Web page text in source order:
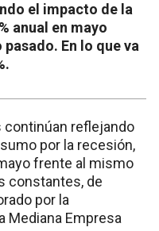
el impacto de la
anual en mayo
En lo que va
reflejando
por la recesión,
frente al mismo
constantes, de
por la
Mediana Empresa